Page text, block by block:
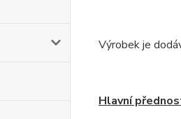
Výrobek je
Hlavní